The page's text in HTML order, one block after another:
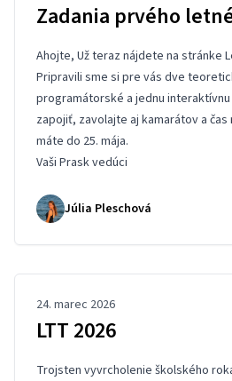
Zadania prvého
Ahojte, Už teraz nájdete na stránke
Pripravili sme si pre vás dve
programátorské a jednu interaktívnu
zapojiť, zavolajte aj kamarátov a čas
máte do 25. mája.
Vaši Prask vedúci
Júlia Pleschová
24. marec 2026
LTT 2026
Trojsten vyvrcholenie školského